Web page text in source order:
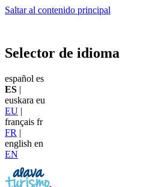
Saltar al contenido principal
Selector de idioma
español es
ES |
euskara eu
EU |
français fr
FR |
english en
EN